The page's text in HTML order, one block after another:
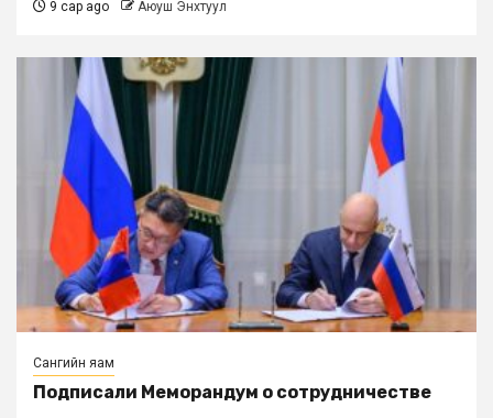
9 сар ago Аюуш Энхтуул
Сангийн яам
Подписали Меморандум о сотрудничестве